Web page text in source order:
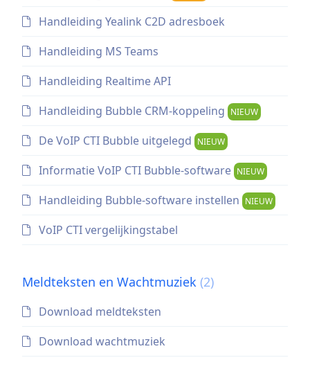
Handleiding Yealink C2D adresboek
Handleiding MS Teams
Handleiding Realtime API
Handleiding Bubble CRM-koppeling NIEUW
De VoIP CTI Bubble uitgelegd NIEUW
Informatie VoIP CTI Bubble-software NIEUW
Handleiding Bubble-software instellen NIEUW
VoIP CTI vergelijkingstabel
Meldteksten en Wachtmuziek (2)
Download meldteksten
Download wachtmuziek